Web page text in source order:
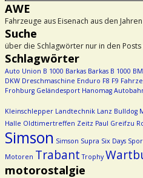
AWE
Fahrzeuge aus Eisenach aus den
Suche
über die Schlagwörter nur in den
Schlagwörter
Auto Union B 1000 Barkas Barkas B 1000
DKW Dreschmaschine Enduro F8 F9
Frohburg Geländesport Hanomag
Kleinschlepper Landtechnik Lanz Bulldog
Halle Oldtimertreffen Zeitz Paul Greifzu
Simson Simson Supra Six Days
Motoren Trabant Trophy
motorostalgie